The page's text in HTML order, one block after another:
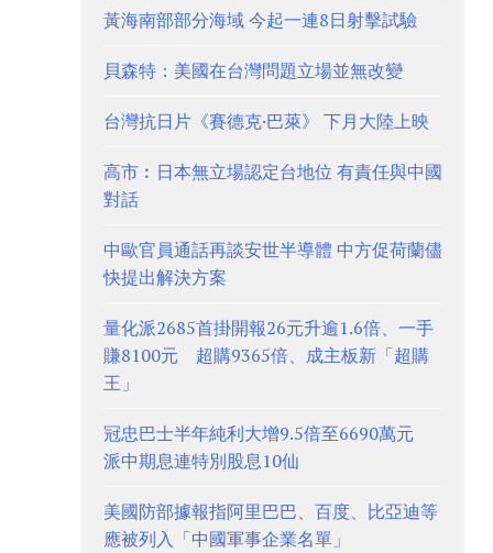
黃海南部部分海域 今起一連8日射擊試驗
貝森特：美國在台灣問題立場並無改變
台灣抗日片《賽德克·巴萊》 下月大陸上映
高市︰日本無立場認定台地位 有責任與中國
對話
中歐官員通話再談安世半導體 中方促荷蘭儘
快提出解決方案
量化派2685首掛開報26元升逾1.6倍、一手
賺8100元 超購9365倍、成主板新「超購
王」
冠忠巴士半年純利大增9.5倍至6690萬元
派中期息連特別股息10仙
美國防部據報指阿里巴巴、百度、比亞迪等
應被列入「中國軍事企業名單」